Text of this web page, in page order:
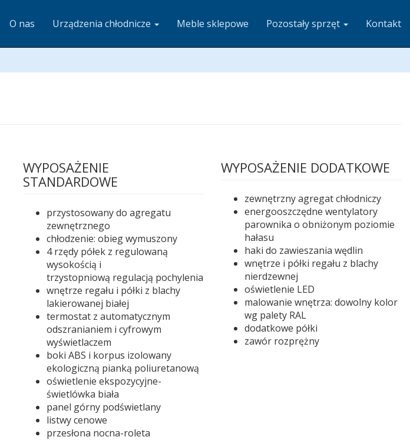
O nas Urządzenia chłodnicze Meble sklepowe Pozostały sprzęt Kontakt
WYPOSAŻENIE
STANDARDOWE
przystosowany do agregatu
zewnętrznego
chłodzenie: obieg wymuszony
4 rzędy półek z regulowaną
wysokością i
trzystopniową regulacją pochylenia
wnętrze regału i półki z blachy
lakierowanej białej
termostat z automatycznym
odszranianiem i cyfrowym
wyświetlaczem
boki ABS i korpus izolowany
ekologiczną pianką poliuretanową
oświetlenie ekspozycyjne-
świetlówka biała
panel górny podświetlany
listwy cenowe
przesłona nocna-roleta
WYPOSAŻENIE DODATKOWE
zewnętrzny agregat chłodniczy
energooszczędne wentylatory
parownika o obniżonym poziomie
hałasu
haki do zawieszania wędlin
wnętrze i półki regału z blachy
nierdzewnej
oświetlenie LED
malowanie wnętrza: dowolny kolor
wg palety RAL
dodatkowe półki
zawór rozprężny